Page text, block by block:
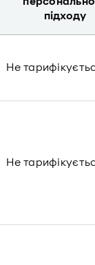
підходу
Не
Не